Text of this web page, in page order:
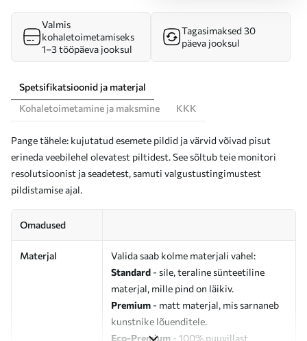
Valmis
kohaletoimetamiseks
1–3 tööpäeva jooksul
Tagasimaksed 30
päeva jooksul
Spetsifikatsioonid ja materjal
Kohaletoimetamine ja maksmine
KKK
Pange tähele: kujutatud esemete pildid ja värvid võivad pisut
erineda veebilehel olevatest piltidest. See sõltub teie monitori
resolutsioonist ja seadetest, samuti valgustustingimustest
pildistamise ajal.
Omadused
Materjal
Valida saab kolme materjali vahel:
Standard - sile, teraline sünteetiline
materjal, mille pind on läikiv.
Premium - matt materjal, mis sarnaneb
kunstnike lõuenditele.
Eco-Premium - 100% puuvillast